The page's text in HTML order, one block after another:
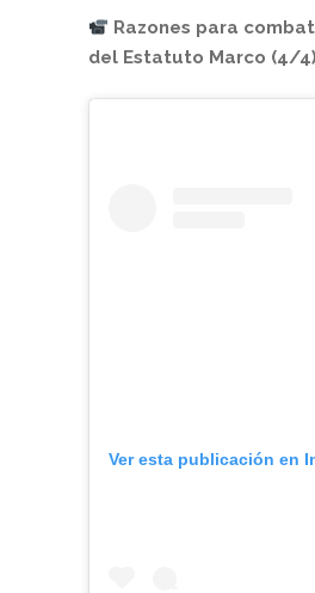
Razones para
del Estatuto Marco (4/4)
Ver esta publicación en